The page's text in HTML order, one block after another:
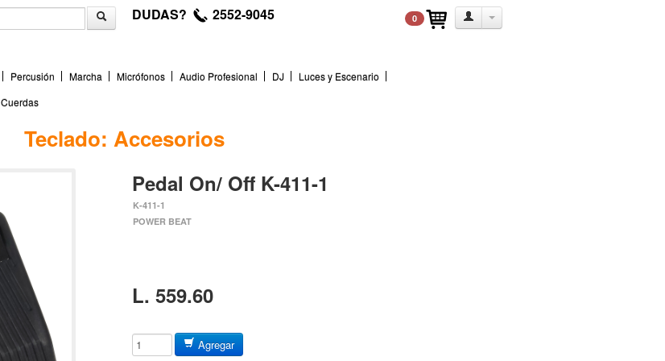
DUDAS? 2552-9045 0
Percusión Marcha Micrófonos Audio Profesional DJ
Luces y Escenario
Cuerdas
Teclado: Accesorios
Pedal On/ Off K-411-1
K-411-1
POWER BEAT
L. 559.60
Agregar